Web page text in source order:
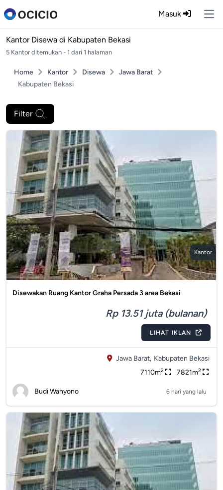
Masuk
Kantor Disewa di Kabupaten Bekasi
5 Kantor ditemukan - 1 dari 1 halaman
Home Kantor Disewa
Jawa Barat
Kabupaten Bekasi
Filter
Kantor
Disewakan Ruang Kantor Graha Persada 3 area Bekasi
Rp 13.51 juta (bulanan)
LIHAT IKLAN
Jawa Barat, Kabupaten Bekasi
7110m2 7821m2
Budi Wahyono 6 hari yang lalu